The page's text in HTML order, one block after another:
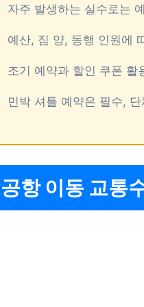
자주 발생하는 실수로는
예산, 짐 양, 동행 인원에
조기 예약과 할인 쿠폰 활
민박 셔틀 예약은 필수,
항 이동 교통